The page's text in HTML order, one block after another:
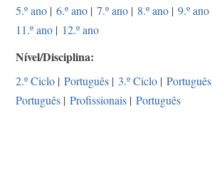
5.º ano | 6.º ano | 7.º ano | 8.º ano | 9.º ano
11.º ano | 12.º ano
Nível/Disciplina
2.º Ciclo | Português | 3.º Ciclo | Português
Português | Profissionais | Português